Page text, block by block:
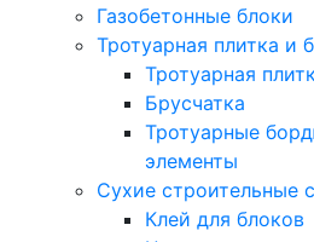
Газобетонные блоки
Тротуарная плитка и
Тротуарная
Брусчатка
Тротуарные
элементы
Сухие строительные
Клей для блоков